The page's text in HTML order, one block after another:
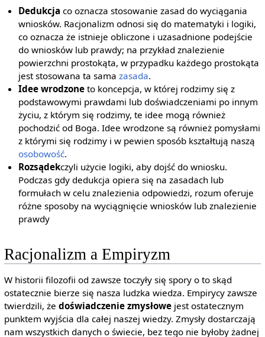
Dedukcja co oznacza stosowanie zasad do wyciągania
wniosków. Racjonalizm odnosi się do matematyki i logiki,
co oznacza że istnieje obliczone i uzasadnione podejście
do wniosków lub prawdy; na przykład znalezienie
powierzchni prostokąta, w przypadku każdego prostokąta
jest stosowana ta samazasada.
Idee wrodzone to koncepcja, w której rodzimy się z
podstawowymi prawdami lub doświadczeniami po innym
życiu, z którym się rodzimy, te idee mogą również
pochodzić od Boga. Idee wrodzone są również pomysłami
z którymi się rodzimy i w pewien sposób kształtują naszą
osobowość.
Rozsądekczyli użycie logiki, aby dojść do wniosku.
Podczas gdy dedukcja opiera się na zasadach lub
formułach w celu znalezienia odpowiedzi, rozum oferuje
różne sposoby na wyciągnięcie wniosków lub znalezienie
prawdy
Racjonalizm a Empiryzm
W historii filozofii od zawsze toczyły się spory o to skąd
ostatecznie bierze się nasza ludzka wiedza. Empirycy zawsze
twierdzili, że doświadczenie zmysłowejest ostatecznym
punktem wyjścia dla całej naszej wiedzy. Zmysły dostarczają
nam wszystkich danych o świecie, bez tego nie byłoby żadnej